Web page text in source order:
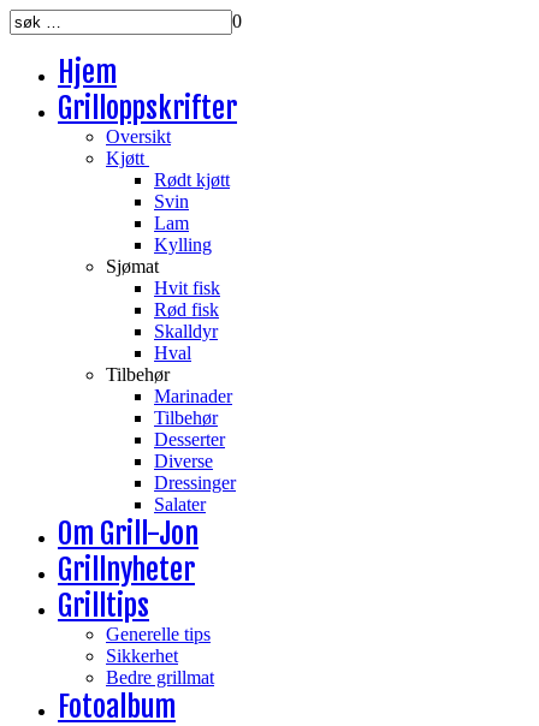
0
Hjem
Grilloppskrifter
Oversikt
Kjøtt
Rødt kjøtt
Svin
Lam
Kylling
Sjømat
Hvit fisk
Rød fisk
Skalldyr
Hval
Tilbehør
Marinader
Tilbehør
Desserter
Diverse
Dressinger
Salater
Om Grill-Jon
Grillnyheter
Grilltips
Generelle tips
Sikkerhet
Bedre grillmat
Fotoalbum